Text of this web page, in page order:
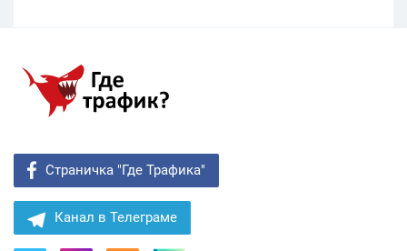
Страничка "Где Трафика"
Канал в Телеграме